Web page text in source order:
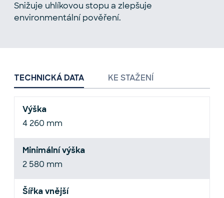
Snižuje uhlíkovou stopu a zlepšuje
environmentální pověření.
TECHNICKÁ DATA KE STAŽENÍ
Výška
4 260 mm
Minimální výška
2 580 mm
Šířka vnější